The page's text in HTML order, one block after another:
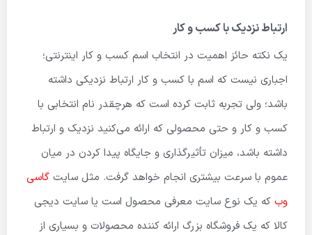
ارتباط نزدیک با کسب و کار
یک نکته حائز اهمیت در انتخاب اسم کسب و کار اینترنتی؛
اجباری نیست که اسم با کسب و کار ارتباط نزدیکی داشته
باشد؛ ولی تجربه ثابت کرده است که هرچقدر نام انتخابی با
کسب و کار و حتی محصولی که ارائه می‌کنید نزدیک و ارتباط
داشته باشد، میزان تأثیرگذاری و جایگاه پیدا کردن در میان
عموم با سرعت بیشتری انجام خواهد گرفت. مثل سایت گاسی
وب که یک نوع سایت معرفی محصول است یا سایت دیجی
کالا که یک فروشگاه بزرگ ارائه کننده محصولات و بسیاری از